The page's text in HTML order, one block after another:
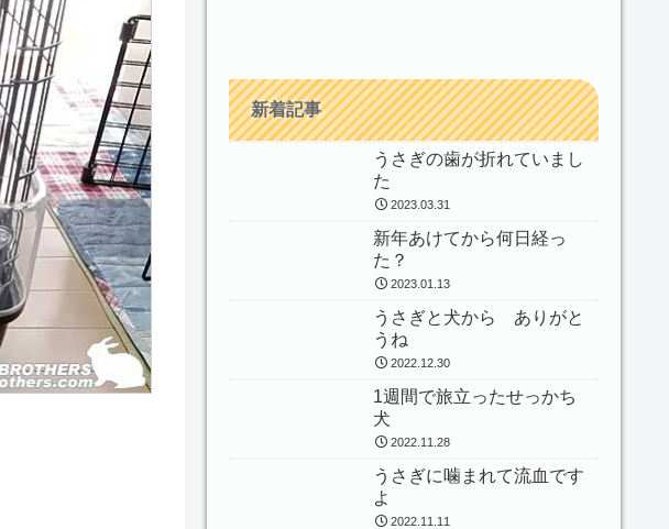
新着記事
うさぎの歯が折れていまし
た
2023.03.31
新年あけてから何日経っ
た？
2023.01.13
うさぎと犬から ありがと
うね
2022.12.30
1週間で旅立ったせっかち
犬
2022.11.28
うさぎに噛まれて流血です
よ
2022.11.11